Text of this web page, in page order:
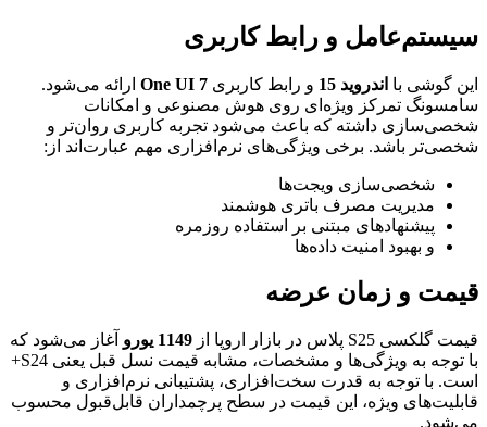
سیستم‌عامل و رابط کاربری
این گوشی با اندروید 15 و رابط کاربری One UI 7 ارائه می‌شود.
سامسونگ تمرکز ویژه‌ای روی هوش مصنوعی و امکانات
شخصی‌سازی داشته که باعث می‌شود تجربه کاربری روان‌تر و
شخصی‌تر باشد. برخی ویژگی‌های نرم‌افزاری مهم عبارت‌اند از:
شخصی‌سازی ویجت‌ها
مدیریت مصرف باتری هوشمند
پیشنهادهای مبتنی بر استفاده روزمره
و بهبود امنیت داده‌ها
قیمت و زمان عرضه
قیمت گلکسی S25 پلاس در بازار اروپا از 1149 یورو
آغاز می‌شود که
با توجه به ویژگی‌ها و مشخصات، مشابه قیمت نسل قبل یعنی S24+
است. با توجه به قدرت سخت‌افزاری، پشتیبانی نرم‌افزاری و
قابلیت‌های ویژه، این قیمت در سطح پرچمداران قابل‌قبول محسوب
می‌شود.